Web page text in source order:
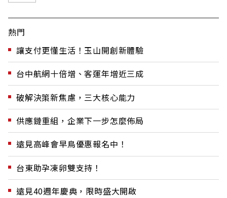
熱門
讓支付更懂生活！玉山開創新體驗
台中航網十倍增、客運年增近三成
破解決策新焦慮，三大核心能力
供應鏈重組，企業下一步怎麼佈局
遠見高峰會早鳥優惠報名中！
台東助孕凍卵雙支持！
遠見40週年慶典，限時盛大開啟